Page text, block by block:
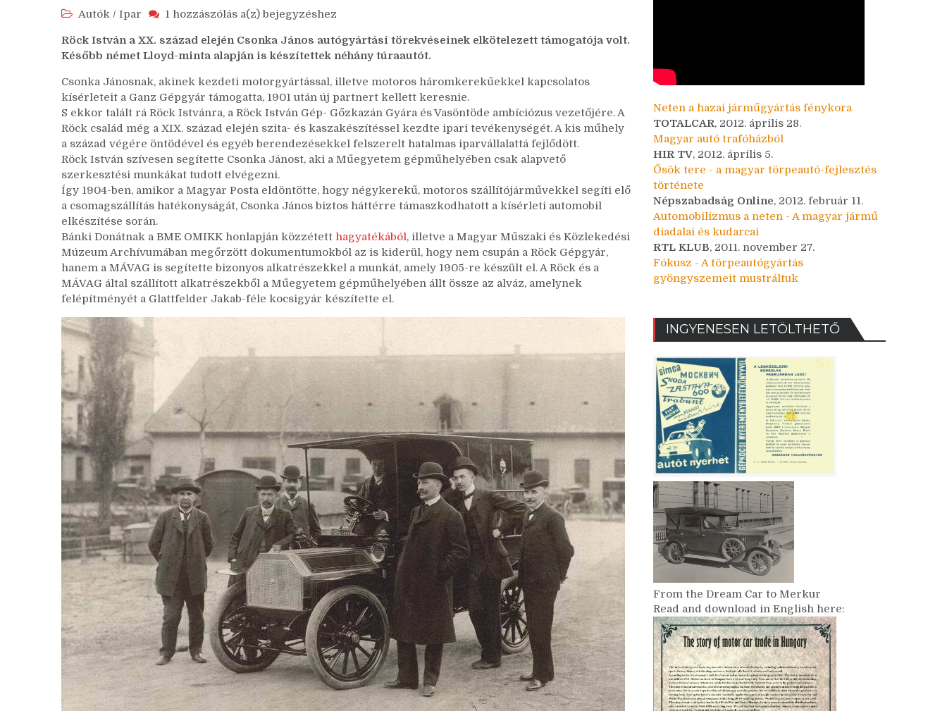
Autók / Ipar 1 hozzászólás a(z)Röck
Gépgyár
bejegyzéshez
Röck István a XX. század elején Csonka János autógyártási törekvéseinek elkötelezett támogatója volt.
Később német Lloyd-minta alapján is készítettek néhány túraautót.
Csonka Jánosnak, akinek kezdeti motorgyártással, illetve motoros háromkerekűekkel kapcsolatos
kísérleteit a Ganz Gépgyár támogatta, 1901 után új partnert kellett keresnie.
S ekkor talált rá Röck Istvánra, a Röck István Gép- Gőzkazán Gyára és Vasöntöde ambíciózus vezetőjére. A
Röck család még a XIX. század elején szita- és kaszakészítéssel kezdte ipari tevékenységét. A kis műhely
a század végére öntödével és egyéb berendezésekkel felszerelt hatalmas iparvállalattá fejlődött.
Röck István szívesen segítette Csonka Jánost, aki a Műegyetem gépműhelyében csak alapvető
szerkesztési munkákat tudott elvégezni.
Így 1904-ben, amikor a Magyar Posta eldöntötte, hogy négykerekű, motoros szállítójárművekkel segíti elő
a csomagszállítás hatékonyságát, Csonka János biztos háttérre támaszkodhatott a kísérleti automobil
elkészítése során.
Bánki Donátnak a BME OMIKK honlapján közzétett hagyatékából, illetve a Magyar Műszaki és Közlekedési
Múzeum Archívumában megőrzött dokumentumokból az is kiderül, hogy nem csupán a Röck Gépgyár,
hanem a MÁVAG is segítette bizonyos alkatrészekkel a munkát, amely 1905-re készült el. A Röck és a
MÁVAG által szállított alkatrészekből a Műegyetem gépműhelyében állt össze az alváz, amelynek
felépítményét a Glattfelder Jakab-féle kocsigyár készítette el.
Neten a hazai járműgyártás fénykora
TOTALCAR, 2012. április 28.
Magyar autó trafóházból
HIR TV, 2012. április 5.
Ősök tere - a magyar törpeautó-fejlesztés
története
Népszabadság Online, 2012. február 11.
Automobilizmus a neten - A magyar jármű
diadalai és kudarcai
RTL KLUB, 2011. november 27.
Fókusz - A törpeautógyártás
gyöngyszemeit mustráltuk
INGYENESEN LETÖLTHETŐ
From the Dream Car to Merkur
Read and download in English here: